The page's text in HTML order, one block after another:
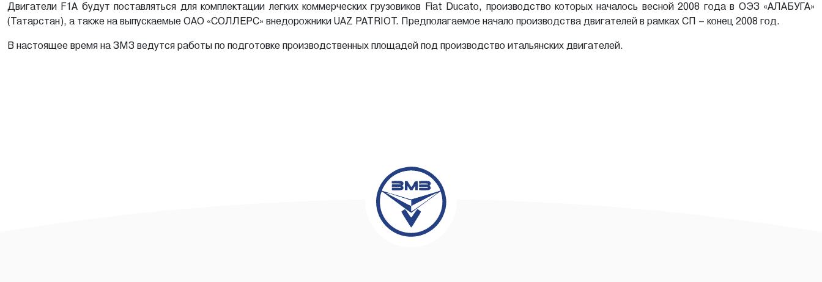
Двигатели F1A будут поставляться для комплектации легких коммерческих грузовиков Fiat Ducato, производство которых началось весной 2008 года в ОЭЗ «АЛАБУГА»
(Татарстан), а также на выпускаемые ОАО «СОЛЛЕРС» внедорожники UAZ PATRIOT. Предполагаемое начало производства двигателей в рамках СП – конец 2008 год.
В настоящее время на ЗМЗ ведутся работы по подготовке производственных площадей под производство итальянских двигателей.